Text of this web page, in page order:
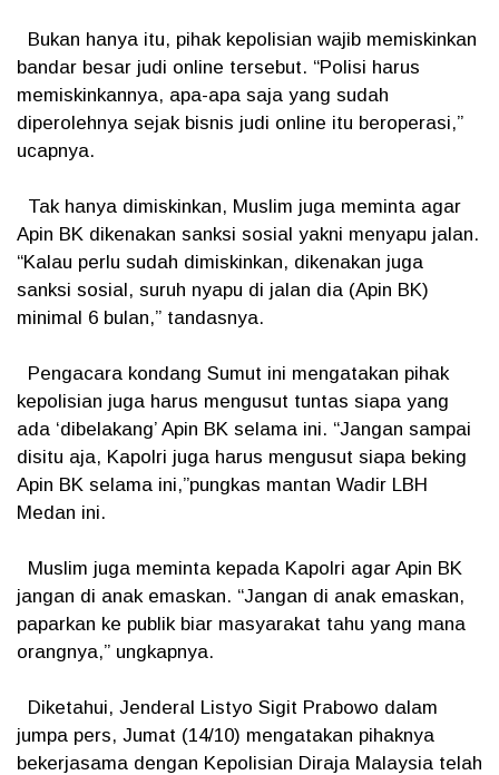
Bukan hanya itu, pihak kepolisian wajib memiskinkan
bandar besar judi online tersebut. “Polisi harus
memiskinkannya, apa-apa saja yang sudah
diperolehnya sejak bisnis judi online itu beroperasi,”
ucapnya.
Tak hanya dimiskinkan, Muslim juga meminta agar
Apin BK dikenakan sanksi sosial yakni menyapu jalan.
“Kalau perlu sudah dimiskinkan, dikenakan juga
sanksi sosial, suruh nyapu di jalan dia (Apin BK)
minimal 6 bulan,” tandasnya.
Pengacara kondang Sumut ini mengatakan pihak
kepolisian juga harus mengusut tuntas siapa yang
ada ‘dibelakang’ Apin BK selama ini. “Jangan sampai
disitu aja, Kapolri juga harus mengusut siapa beking
Apin BK selama ini,”pungkas mantan Wadir LBH
Medan ini.
Muslim juga meminta kepada Kapolri agar Apin BK
jangan di anak emaskan. “Jangan di anak emaskan,
paparkan ke publik biar masyarakat tahu yang mana
orangnya,” ungkapnya.
Diketahui, Jenderal Listyo Sigit Prabowo dalam
jumpa pers, Jumat (14/10) mengatakan pihaknya
bekerjasama dengan Kepolisian Diraja Malaysia telah